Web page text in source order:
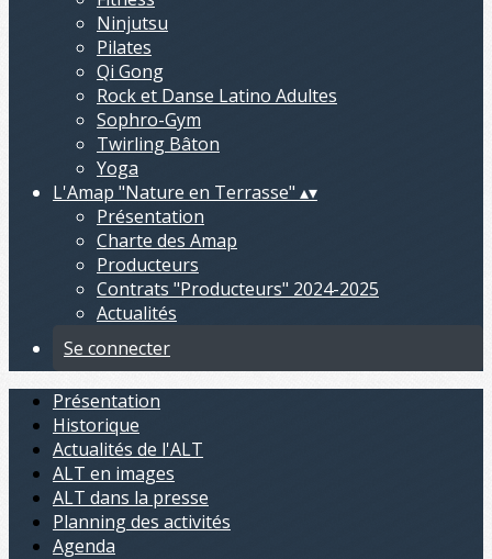
Ninjutsu
Pilates
Qi Gong
Rock et Danse Latino Adultes
Sophro-Gym
Twirling Bâton
Yoga
L'Amap "Nature en Terrasse" ▴▾
Présentation
Charte des Amap
Producteurs
Contrats "Producteurs" 2024-2025
Actualités
Se connecter
Présentation
Historique
Actualités de l'ALT
ALT en images
ALT dans la presse
Planning des activités
Agenda